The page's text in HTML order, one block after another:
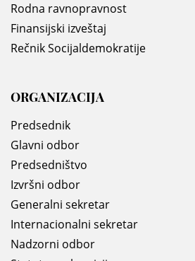
Rodna ravnopravnost
Finansijski izveštaj
Rečnik Socijaldemokratije
ORGANIZACIJA
Predsednik
Glavni odbor
Predsedništvo
Izvršni odbor
Generalni sekretar
Internacionalni sekretar
Nadzorni odbor